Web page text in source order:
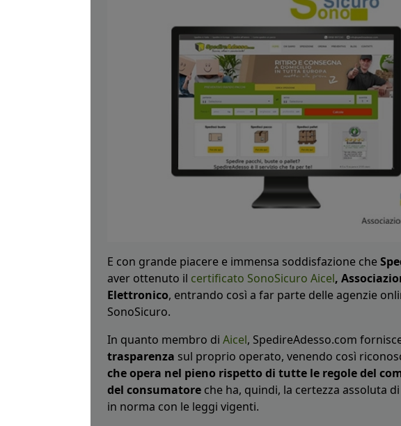
E con grande piacere e immensa soddisfazione che
aver ottenuto il certificato SonoSicuro Aicel,
Elettronico, entrando così a far parte delle agenzie
SonoSicuro.
In quanto membro di Aicel, SpedireAdesso.com
trasparenza sul proprio operato, venendo così
che opera nel pieno rispetto di tutte le regole del
del consumatore che ha, quindi, la certezza assoluta
in norma con le leggi vigenti.